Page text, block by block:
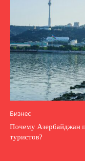
Бизнес
Почему Азербайджан
туристов?